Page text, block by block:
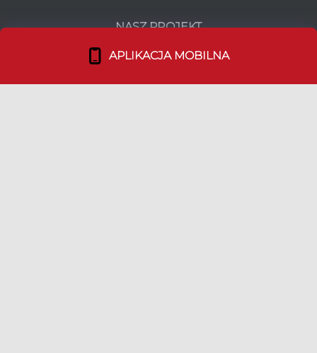
NASZ PROJEKT
Co robimy?
Media o nas
APLIKACJA MOBILNA